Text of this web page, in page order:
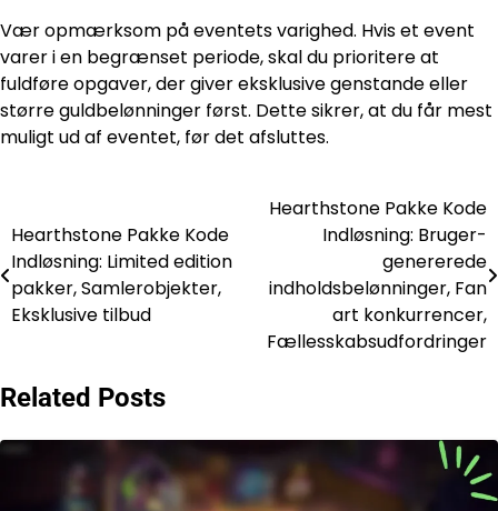
Vær opmærksom på eventets varighed. Hvis et event
varer i en begrænset periode, skal du prioritere at
fuldføre opgaver, der giver eksklusive genstande eller
større guldbelønninger først. Dette sikrer, at du får mest
muligt ud af eventet, før det afsluttes.
navigation
Hearthstone Pakke Kode
Indløsning: Limited edition
pakker, Samlerobjekter,
Eksklusive tilbud
Hearthstone Pakke Kode
Indløsning: Bruger-
genererede
indholdsbelønninger, Fan
art konkurrencer,
Fællesskabsudfordringer
Related Posts